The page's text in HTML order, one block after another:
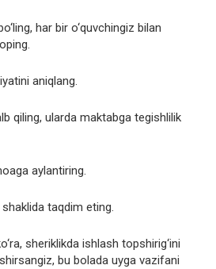
har bir o‘quvchingiz bilan
aniqlang.
qiling, ularda maktabga tegishlilik
aylantiring.
taqdim eting.
sheriklikda ishlash topshirig‘ini
bu bolada uyga vazifani